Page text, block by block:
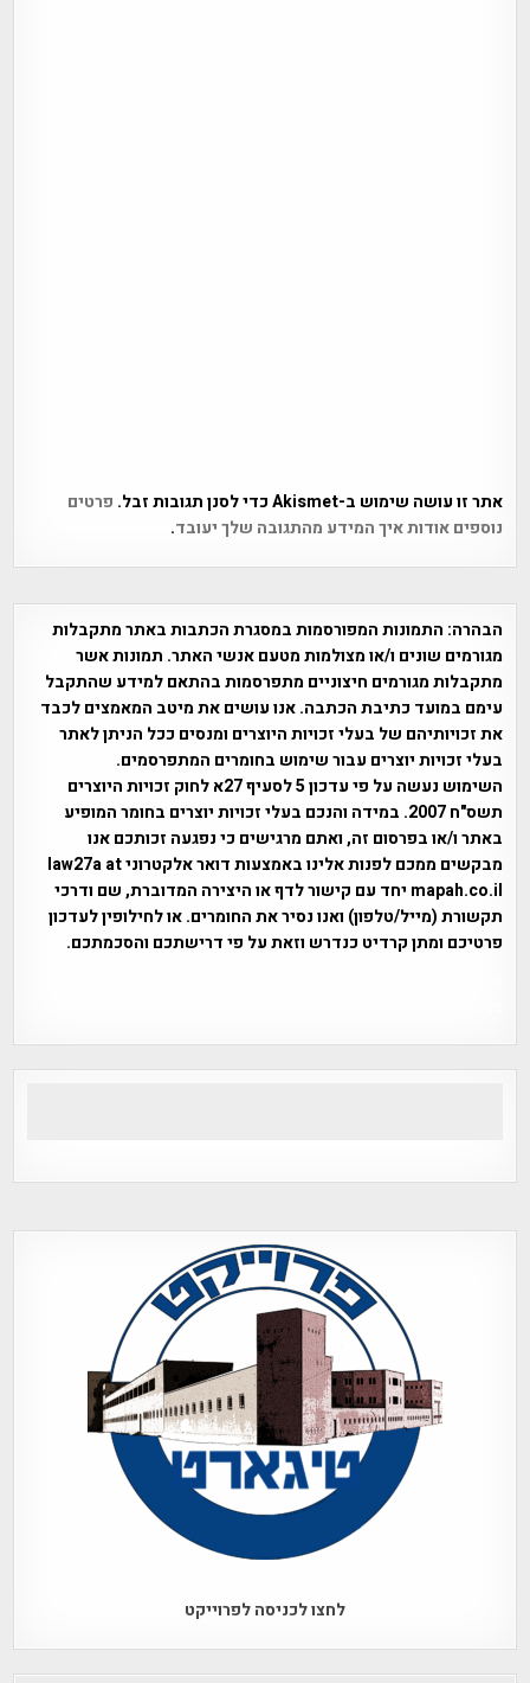
אתר זו עושה שימוש ב-Akismet כדי לסנן תגובות זבל.
פרטים
נוספים אודות איך המידע מהתגובה שלך יעובד.
הבהרה: התמונות המפורסמות במסגרת הכתבות באתר מתקבלות
מגורמים שונים ו/או מצולמות מטעם אנשי האתר. תמונות אשר
מתקבלות מגורמים חיצוניים מתפרסמות בהתאם למידע שהתקבל
עימם במועד כתיבת הכתבה. אנו עושים את מיטב המאמצים לכבד
את זכויותיהם של בעלי זכויות היוצרים ומנסים ככל הניתן לאתר
בעלי זכויות יוצרים עבור שימוש בחומרים המתפרסמים.
השימוש נעשה על פי עדכון 5 לסעיף 27א לחוק זכויות היוצרים
תשס"ח 2007. במידה והנכם בעלי זכויות יוצרים בחומר המופיע
באתר ו/או בפרסום זה, ואתם מרגישים כי נפגעה זכותכם אנו
מבקשים ממכם לפנות אלינו באמצעות דואר אלקטרוני law27a at
mapah.co.il יחד עם קישור לדף או היצירה המדוברת, שם ודרכי
תקשורת (מייל/טלפון) ואנו נסיר את החומרים. או לחילופין לעדכון
פרטיכם ומתן קרדיט כנדרש וזאת על פי דרישתכם והסכמתכם.
לחצו לכניסה לפרוייקט